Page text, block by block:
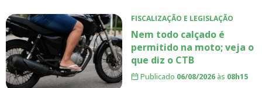
FISCALIZAÇÃO E LEGISLAÇÃO
Nem todo calçado é
permitido na moto; veja o
que diz o CTB
Publicado 06/08/2026às 08h15